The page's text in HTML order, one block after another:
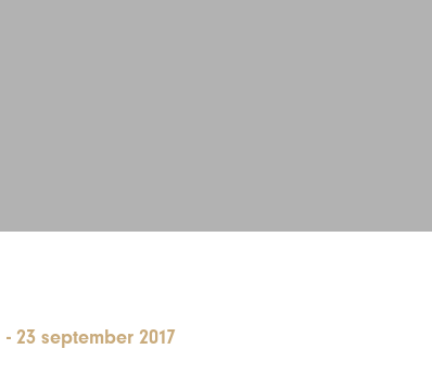
- 23 september 2017